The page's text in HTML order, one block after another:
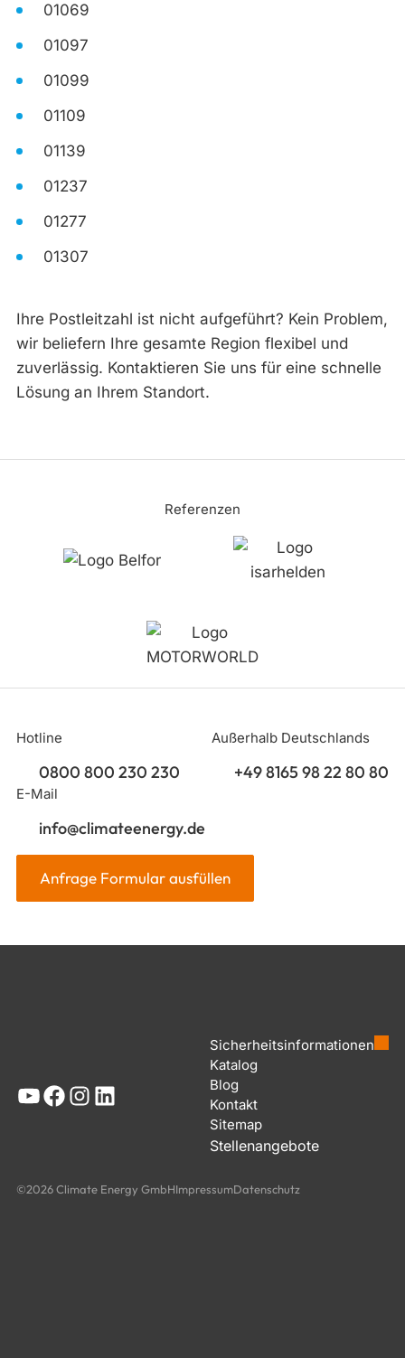
01069
01097
01099
01109
01139
01237
01277
01307
Ihre Postleitzahl ist nicht aufgeführt? Kein Problem,
wir beliefern Ihre gesamte Region flexibel und
zuverlässig. Kontaktieren Sie uns für eine schnelle
Lösung an Ihrem Standort.
Referenzen
Hotline
0800 800 230 230
Außerhalb Deutschlands
+49 8165 98 22 80 80
E-Mail
info@climateenergy.de
Anfrage Formular ausfüllen
YouTube
Facebook
Instagram
LinkedIn
Sicherheitsinformationen
Katalog
Blog
Kontakt
Sitemap
Stellenangebote
©2026 Climate Energy GmbHImpressumDatenschutz